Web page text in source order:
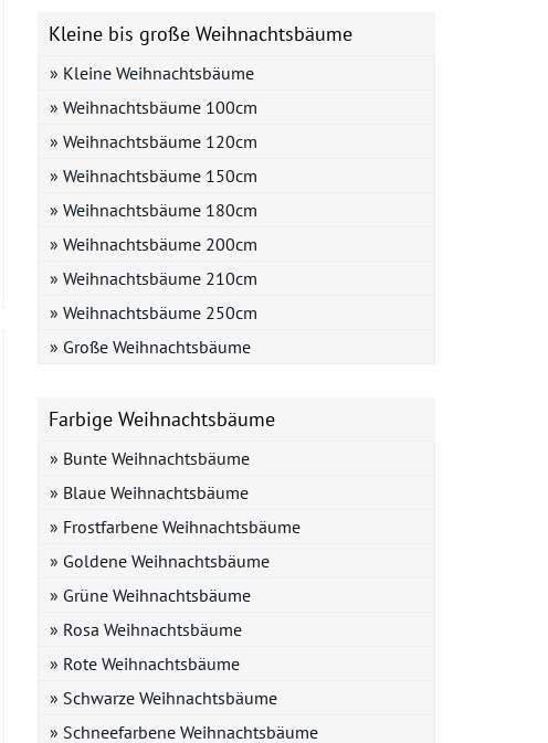
Kleine bis große Weihnachtsbäume
» Kleine Weihnachtsbäume
» Weihnachtsbäume 100cm
» Weihnachtsbäume 120cm
» Weihnachtsbäume 150cm
» Weihnachtsbäume 180cm
» Weihnachtsbäume 200cm
» Weihnachtsbäume 210cm
» Weihnachtsbäume 250cm
» Große Weihnachtsbäume
Farbige Weihnachtsbäume
» Bunte Weihnachtsbäume
» Blaue Weihnachtsbäume
» Frostfarbene Weihnachtsbäume
» Goldene Weihnachtsbäume
» Grüne Weihnachtsbäume
» Rosa Weihnachtsbäume
» Rote Weihnachtsbäume
» Schwarze Weihnachtsbäume
» Schneefarbene Weihnachtsbäume